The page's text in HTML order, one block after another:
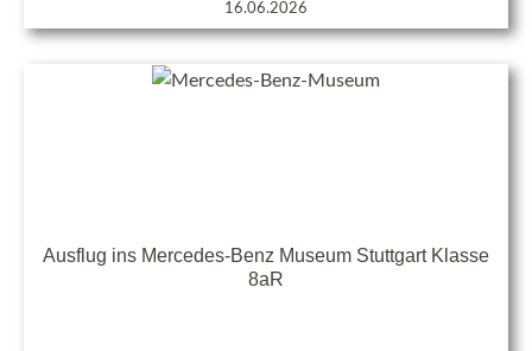
16.06.2026
Ausflug ins Mercedes-Benz Museum Stuttgart Klasse
8aR